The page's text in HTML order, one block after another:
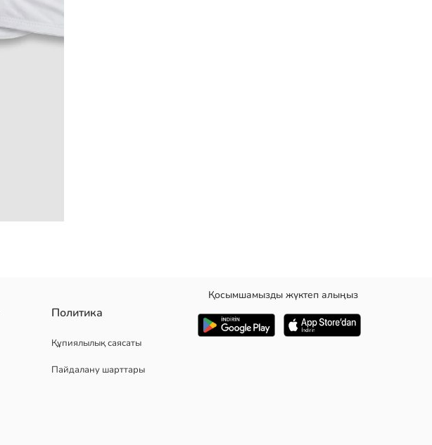
Политика
Құпиялылық саясаты
Пайдалану шарттары
Қосымшамызды жүктеп алыңыз